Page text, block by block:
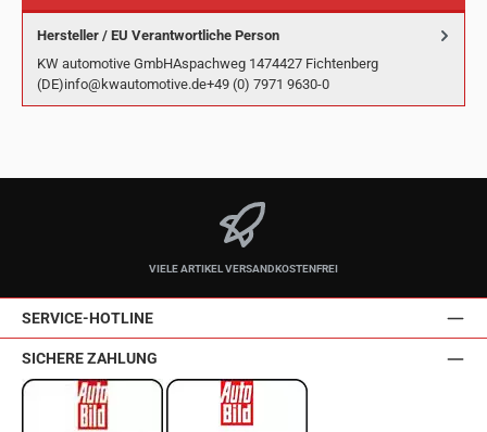
Hersteller / EU Verantwortliche Person
KW automotive GmbHAspachweg 1474427 Fichtenberg
(DE)info@kwautomotive.de+49 (0) 7971 9630-0
VIELE ARTIKEL VERSANDKOSTENFREI
SERVICE-HOTLINE
SICHERE ZAHLUNG